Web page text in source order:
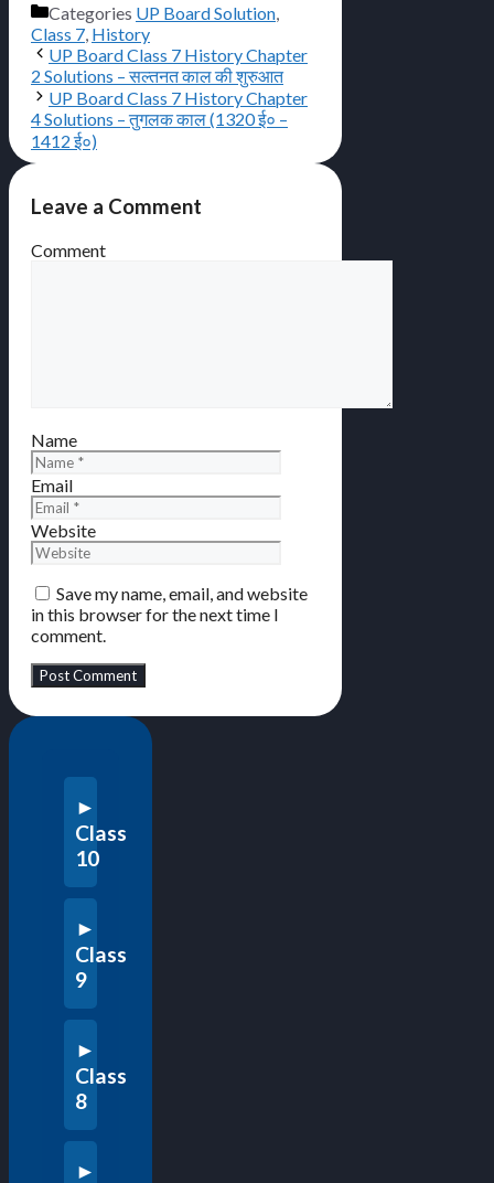
Categories UP Board Solution
Class 7 History
UP Board Class 7 History Chapter
2 Solutions – सल्तनत काल की शुरुआत
UP Board Class 7 History Chapter
4 Solutions – तुगलक काल (1320 ई० –
1412 ई०)
Leave a Comment
Comment
Name
Email
Website
Save my name, email, and website
in this browser for the next time I
comment.
Class
10
Class
9
Class
8